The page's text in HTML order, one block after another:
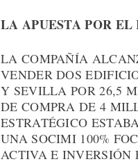
LA APUESTA POR
LA COMPAÑÍA
VENDER DOS
Y SEVILLA POR 26,5
DE COMPRA DE 4
ESTRATÉGICO
UNA SOCIMI 100%
ACTIVA E INVERSIÓN